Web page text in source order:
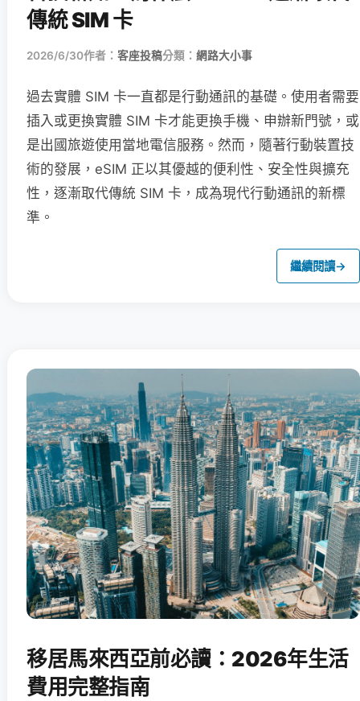
傳統 SIM 卡
2026/6/30作者： 客座投稿分類： 網路大小事
過去實體 SIM 卡一直都是行動通訊的基礎。使用者需要
插入或更換實體 SIM 卡才能更換手機、申辦新門號，或
是出國旅遊使用當地電信服務。然而，隨著行動裝置技
術的發展，eSIM 正以其優越的便利性、安全性與擴充
性，逐漸取代傳統 SIM 卡，成為現代行動通訊的新標
準。
繼續閱讀→
移居馬來西亞前必讀：2026年生活
費用完整指南